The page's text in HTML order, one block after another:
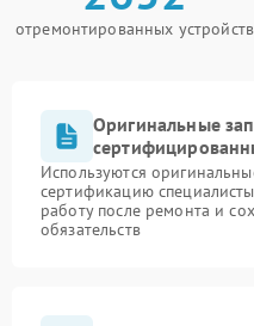
отремонтированных устройств
Оригинальные
Используются
сертификацию
работу после ремонта и
обязательств